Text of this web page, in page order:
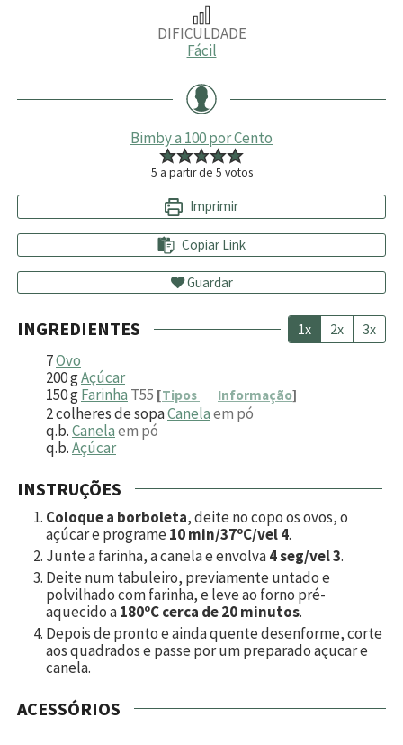
DIFICULDADE
Fácil
Bimby a 100 por Cento
5 a partir de 5 votos
Imprimir
Copiar Link
Guardar
INGREDIENTES 1x 2x 3x
7Ovo
200gAçúcar
150gFarinha T55 [Tipos Informação]
2colheres de sopaCanelaem pó
q.b.Canelaem pó
q.b.Açúcar
INSTRUÇÕES
Coloque a borboleta, deite no copo os ovos, o
açúcar e programe10 min/37ºC/vel 4.
Junte a farinha, a canela e envolva4 seg/vel 3.
Deite num tabuleiro, previamente untado e
polvilhado com farinha, e leve ao forno pré-
aquecido a180ºC cerca de 20 minutos.
Depois de pronto e ainda quente desenforme, corte
aos quadrados e passe por um preparado açucar e
canela.
ACESSÓRIOS